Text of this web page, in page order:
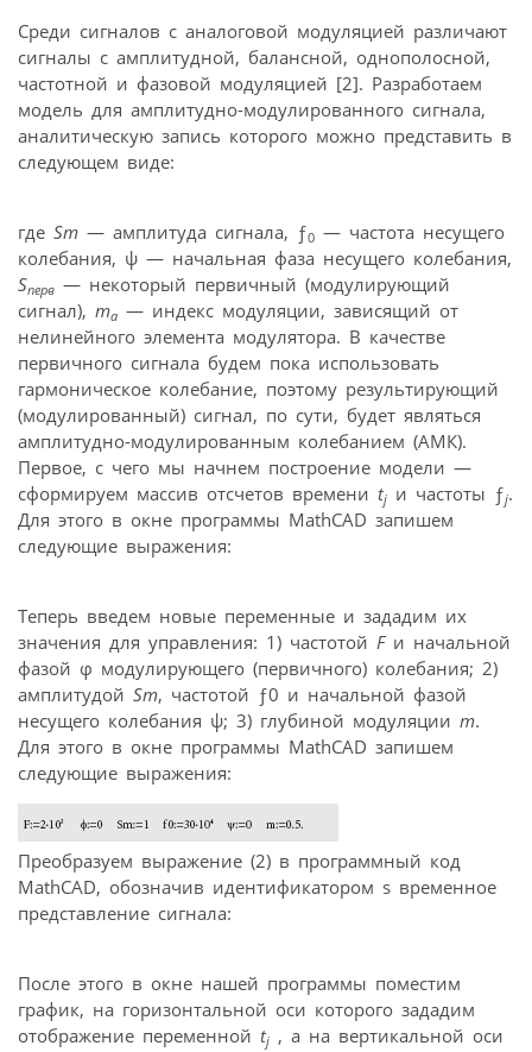
Среди сигналов с аналоговой модуляцией различают
сигналы с амплитудной, балансной, однополосной,
частотной и фазовой модуляцией [2]. Разработаем
модель для амплитудно-модулированного сигнала,
аналитическую запись которого можно представить в
следующем виде:
где Sm — амплитуда сигнала, ƒ0 — частота несущего
колебания, ψ — начальная фаза несущего колебания,
Sперв — некоторый первичный (модулирующий
сигнал), ma — индекс модуляции, зависящий от
нелинейного элемента модулятора. В качестве
первичного сигнала будем пока использовать
гармоническое колебание, поэтому результирующий
(модулированный) сигнал, по сути, будет являться
амплитудно-модулированным колебанием (АМК).
Первое, с чего мы начнем построение модели —
сформируем массив отсчетов времени tj и частоты ƒj.
Для этого в окне программы MathCAD запишем
следующие выражения:
Теперь введем новые переменные и зададим их
значения для управления: 1) частотой Fи начальной
фазой φ модулирующего (первичного) колебания; 2)
амплитудой Sm, частотой ƒ0 и начальной фазой
несущего колебания ψ; 3) глубиной модуляции m.
Для этого в окне программы MathCAD запишем
следующие выражения:
Преобразуем выражение (2) в программный код
MathCAD, обозначив идентификатором s временное
представление сигнала:
После этого в окне нашей программы поместим
график, на горизонтальной оси которого зададим
отображение переменной tj , а на вертикальной оси